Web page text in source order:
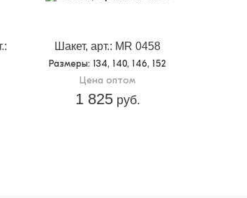
Шакет, арт.: MR 0458
Размеры: 134, 140, 146, 152
Цена оптом
1 825руб.